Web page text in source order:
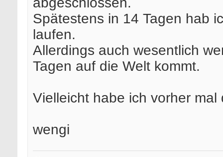
Spätestens in 14 Tagen hab
laufen.
Allerdings auch wesentlich
Tagen auf die Welt kommt.
Vielleicht habe ich vorher
wengi